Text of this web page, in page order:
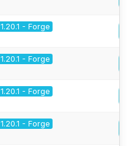
1.20.1 - Forge
1.20.1 - Forge
1.20.1 - Forge
1.20.1 - Forge